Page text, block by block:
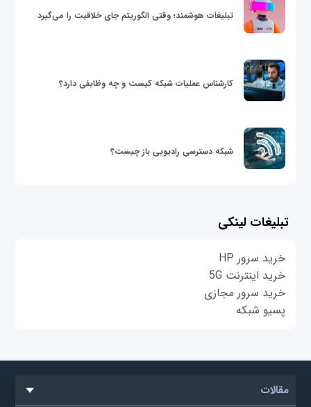
تبلیغات هوشمند؛ وقتی الگوریتم جای خلاقیت را می‌گیرد
کارشناس عملیات شبکه کیست و چه وظایفی دارد؟
شبکه دسترسی رادیویی باز چیست؟
تبلیغات لینکی
خرید سرور HP
خرید اینترنت 5G
خرید سرور مجازی
پسیو شبکه
مقالات